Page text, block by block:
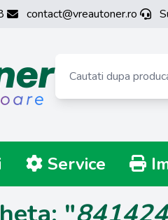
contact@vreautoner.ro
Service